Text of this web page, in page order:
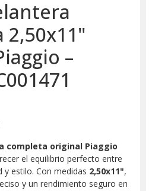
2,50x11"
–
completa original Piaggio
el equilibrio perfecto entre
y estilo. Con medidas 2,50x11",
y un rendimiento seguro en